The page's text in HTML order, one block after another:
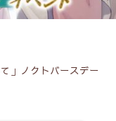
」ノクトバースデー